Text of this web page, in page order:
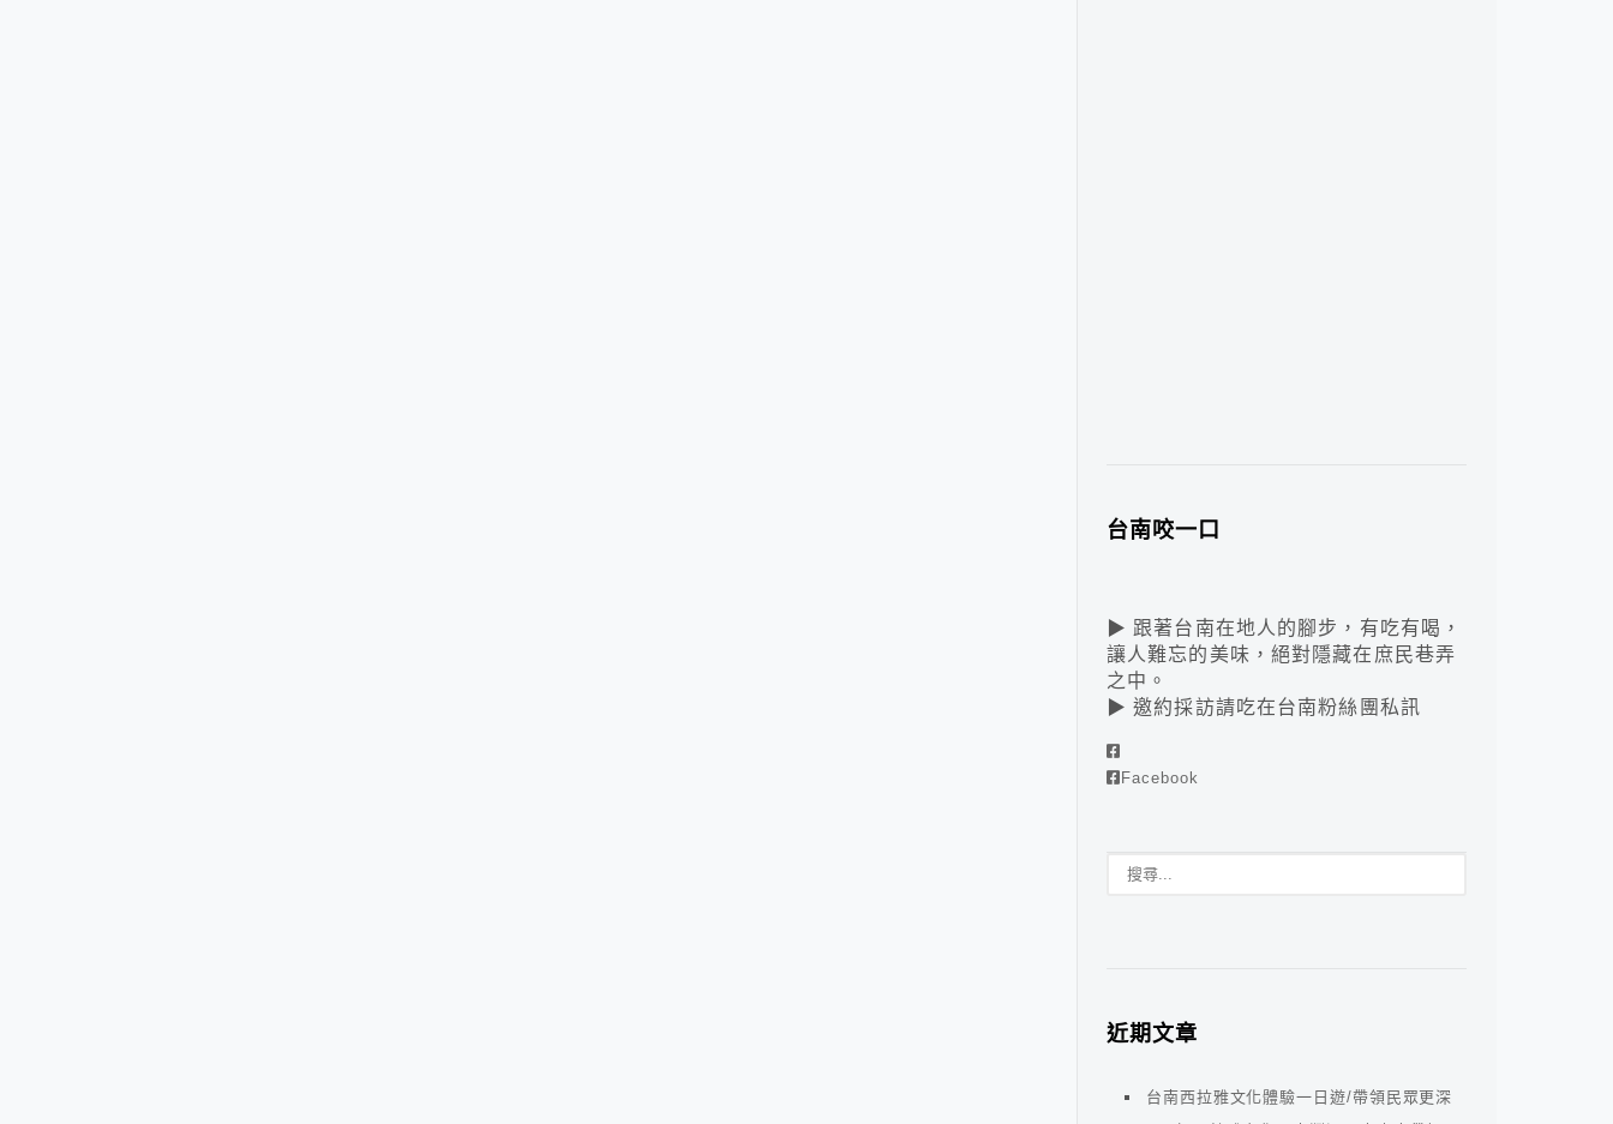
台南咬一口
▶ 跟著台南在地人的腳步，有吃有喝，
讓人難忘的美味，絕對隱藏在庶民巷弄
之中。
▶ 邀約採訪請吃在台南粉絲團私訊
Facebook
近期文章
台南西拉雅文化體驗一日遊/帶領民眾更深